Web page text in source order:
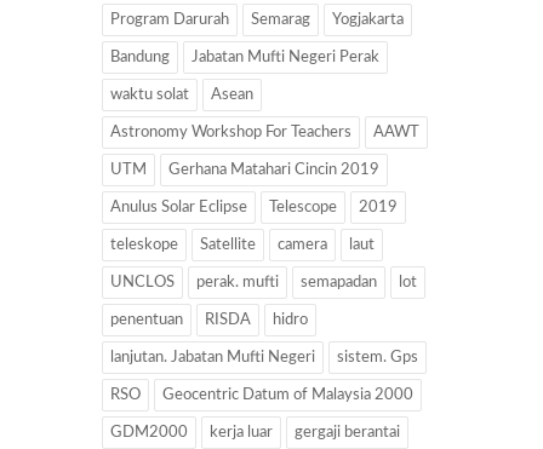
Program Darurah Semarag Yogjakarta
Bandung Jabatan Mufti Negeri Perak
waktu solat Asean
Astronomy Workshop For Teachers AAWT
UTM Gerhana Matahari Cincin 2019
Anulus Solar Eclipse Telescope 2019
teleskope Satellite camera laut
UNCLOS perak. mufti semapadan lot
penentuan RISDA hidro
lanjutan. Jabatan Mufti Negeri sistem. Gps
RSO Geocentric Datum of Malaysia 2000
GDM2000 kerja luar gergaji berantai